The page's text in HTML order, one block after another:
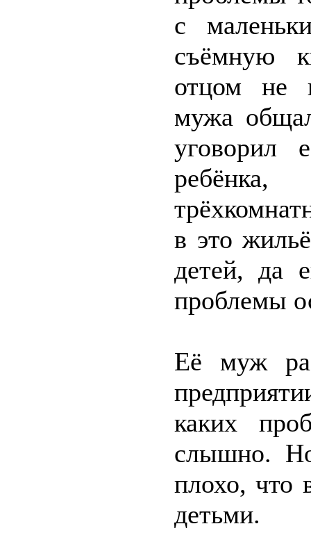
с
съёмную
отцом не
мужа
уговорил
в это
детей, да
проблемы
Её муж
каких
слышно.
плохо, что
детьми.